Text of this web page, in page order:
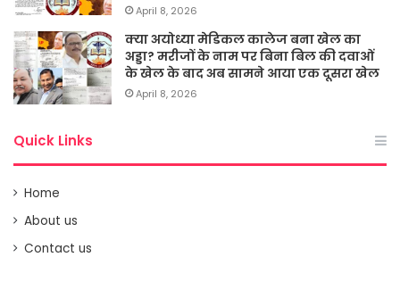
April 8, 2026
क्या अयोध्या मेडिकल कालेज बना खेल का
अड्डा? मरीजों के नाम पर बिना बिल की दवाओं
के खेल के बाद अब सामने आया एक दूसरा खेल
April 8, 2026
Quick Links
Home
About us
Contact us